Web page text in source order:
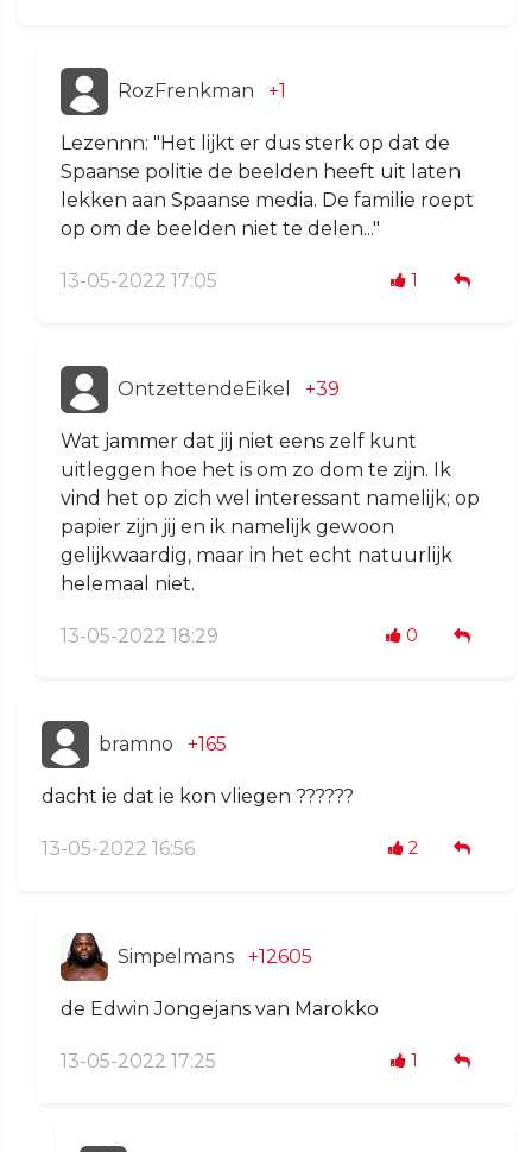
RozFrenkman +1
Lezennn: "Het lijkt er dus sterk op dat de
Spaanse politie de beelden heeft uit laten
lekken aan Spaanse media. De familie roept
op om de beelden niet te delen..."
13-05-2022 17:05 1
OntzettendeEikel +39
Wat jammer dat jij niet eens zelf kunt
uitleggen hoe het is om zo dom te zijn. Ik
vind het op zich wel interessant namelijk; op
papier zijn jij en ik namelijk gewoon
gelijkwaardig, maar in het echt natuurlijk
helemaal niet.
13-05-2022 18:29 0
bramno +165
dacht ie dat ie kon vliegen ??????
13-05-2022 16:56 2
Simpelmans +12605
de Edwin Jongejans van Marokko
13-05-2022 17:25 1